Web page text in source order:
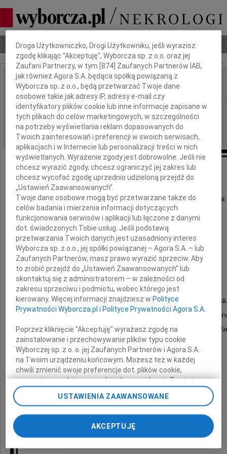
Nekrologi Odeszli Poradnik pogrzebowy
IMIĘ I NAZWISKO: Stanisław Koch
REGION: Warszawa, cała Polska
DATA EMISJI: 12.05.2022
Z wielkim smutkiem zawiadamiamy,
że dnia 1 maja 2022 roku zmarł w wieku 94 lat
Stanisław Koch
członek szarych szeregów, powstaniec
odbudowywał po II wojnie światowej elektrownie
odznaczony złotą odznaką honorową za zasługi dla
kierownik wielu budów w Polsce i zagranicą
szlachetny człowiek.
Uroczystości pogrzebowe odbędą się
13 maja 2022 roku o godzinie 13:00
przy ul. św. Wincentego 79 w Warszawie
Dbamy o Twoją prywatność
Droga Użytkowniczko, Drogi Użytkowniku, jeśli wyrazisz
zgodę klikając "Akceptuję", Wyborcza sp. z o.o. oraz jej
Zaufani Partnerzy, w tym [874] Zaufanych Partnerów IAB,
jak również Agora S.A. będąca spółką powiązaną z
Wyborcza sp. z o.o., będą przetwarzać Twoje dane
osobowe takie jak adresy IP, adresy e-mail czy
identyfikatory plików cookie lub inne informacje zapisane w
tych plikach do celów marketingowych, w szczególności
na potrzeby wyświetlania reklam dopasowanych do
Twoich zainteresowań i preferencji w swoich serwisach,
aplikacjach i w Internecie lub personalizacji treści w nich
wyświetlanych. Wyrażenie zgody jest dobrowolne. Jeśli nie
chcesz wyrazić zgody, chcesz ograniczyć jej zakres lub
chcesz wycofać zgodę uprzednio udzieloną przejdź do
„Ustawień Zaawansowanych”.
Twoje dane osobowe mogą być przetwarzane także do
celów badania i mierzenia informacji dotyczących
funkcjonowania serwisów i aplikacji lub łączone z danymi
dot. świadczonych Tobie usług. Jeśli podstawą
przetwarzania Twoich danych jest uzasadniony interes
Wyborcza sp. z o.o., jej spółki powiązanej – Agora S.A. – lub
Zaufanych Partnerów, masz prawo wyrazić sprzeciw. Aby
to zrobić przejdź do „Ustawień Zaawansowanych” lub
skontaktuj się z administratorem – w zależności od
zakresu sprzeciwu i podmiotu, wobec którego jest
kierowany. Więcej informacji znajdziesz wPolityce
Prywatności Wyborcza.pl iPolityce Prywatności Agora S.A.
Poprzez kliknięcie "Akceptuję" wyrażasz zgodę na
zainstalowanie i przechowywanie plików typu cookie
Wyborczej sp. z o. o. jej Zaufanych Partnerów i Agora S.A.
na Twoim urządzeniu końcowym. Możesz też w każdej
chwili zmienić swoje preferencje dot. plików cookie,
ponownie wywołując narzędzie do zarządzania Twoimi
preferencjami dot. przetwarzania danych poprzez
odnośnik „Ustawienia prywatności” w stopce serwisu i
Zmiana ustawień plików cookie możliwa jest także za
pomocą ustawień przeglądarki.
My, nasi Zaufani Partnerzy i Agora S.A. możemy
USTAWIENIA ZAAWANSOWANE
AKCEPTUJĘ